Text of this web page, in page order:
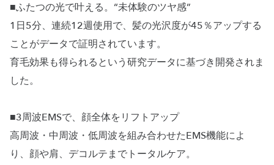
■ふたつの光で叶える。“未体験のツヤ感”
1日5分、連続12週使用で、髪の光沢度が45％アップする
ことがデータで証明されています。
育毛効果も得られるという研究データに基づき開発されま
した。
■3周波EMSで、顔全体をリフトアップ
高周波・中周波・低周波を組み合わせたEMS機能によ
り、顔や肩、デコルテまでトータルケア。